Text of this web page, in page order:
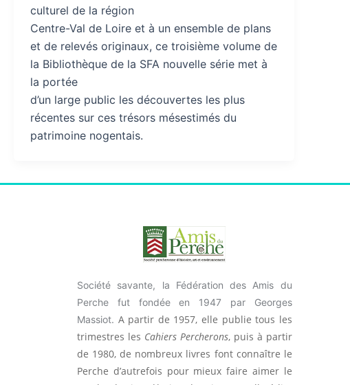
culturel de la région
Centre-Val de Loire et à un ensemble de plans
et de relevés originaux, ce troisième volume de
la Bibliothèque de la SFA nouvelle série met à
la portée
d’un large public les découvertes les plus
récentes sur ces trésors mésestimés du
patrimoine nogentais.
Société savante, la Fédération des Amis du
Perche fut fondée en 1947 par Georges
Massiot. A partir de 1957, elle publie tous les
trimestres les Cahiers Percherons, puis à partir
de 1980, de nombreux livres font connaître le
Perche d’autrefois pour mieux faire aimer le